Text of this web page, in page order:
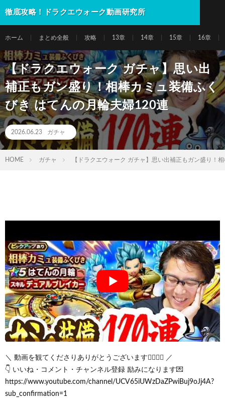
徹底攻略！ドラクエウォーク動画研究所
ホーム まとめ全般 攻略 13章 14章 15章 16章
【ドラクエウォーク ガチャ】思い出
補正もガン盛り！相棒カミュ装備ふく
びき はてんの月輪夫婦120連
2026.06.23 ガチャ
HOME ガチャ 【ドラクエウォーク ガチャ】思い出補正もガン盛り！
＼ 動画を観てくださりありがとうございます🙇‍♂️🙇‍♀️ ／
👇 いいね・コメント・チャンネル登録 励みになります💌
https://www.youtube.com/channel/UCV65iUWzDaZPwiBuj9oJj4A?
sub_confirmation=1